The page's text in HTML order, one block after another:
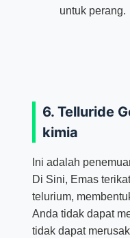
untuk perang.
6. Telluride
kimia
Ini adalah
Di Sini, Emas
telurium,
Anda tidak dapat
tidak dapat